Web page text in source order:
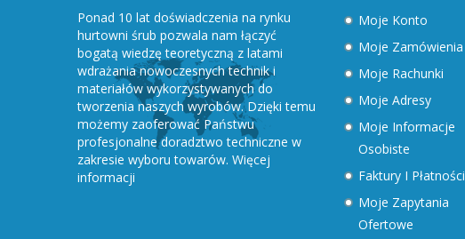
Ponad 10 lat doświadczenia na rynku
hurtowni śrub pozwala nam łączyć
bogatą wiedzę teoretyczną z latami
wdrażania nowoczesnych technik i
materiałów wykorzystywanych do
tworzenia naszych wyrobów. Dzięki temu
możemy zaoferować Państwu
profesjonalne doradztwo techniczne w
zakresie wyboru towarów. Więcej
informacji
Moje Konto
Moje Zamówienia
Moje Rachunki
Moje Adresy
Moje Informacje
Osobiste
Faktury I Płatności
Moje Zapytania
Ofertowe